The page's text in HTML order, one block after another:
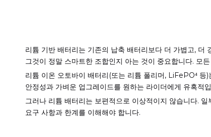
리튬 기반 배터리는 기존의 납축 배터리보다 더 가볍고, 더
그것이 정말 스마트한 조합인지 아는 것이 중요합니다. 모
리튬 이온 오토바이 배터리(또는 리튬 폴리머, LiFePO⁴
안정성과 가벼운 업그레이드를 원하는 라이더에게 유혹적
그러나 리튬 배터리는 보편적으로 이상적이지 않습니다.
요구 사항과 한계를 이해해야 합니다.